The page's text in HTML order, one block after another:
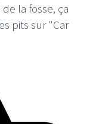
la fosse, ça
pits sur "Car